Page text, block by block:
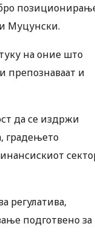
Муцунски.
на оние што
препознаваат и
да се издржи
градењето
регулатива,
подготвено за